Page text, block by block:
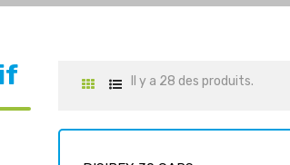
Il y a 28 des produits.